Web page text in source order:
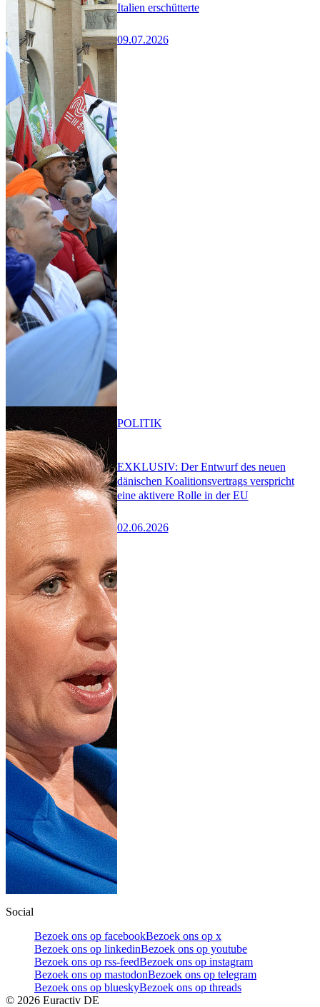
Italien erschütterte
09.07.2026
EXKLUSIV: Der Entwurf des neuen
dänischen Koalitionsvertrags verspricht
eine aktivere Rolle in der EU
02.06.2026
POLITIK
Social
Bezoek ons op facebookBezoek ons op x
Bezoek ons op linkedinBezoek ons op youtube
Bezoek ons op rss-feedBezoek ons op instagram
Bezoek ons op mastodonBezoek ons op telegram
Bezoek ons op blueskyBezoek ons op threads
© 2026 Euractiv DE